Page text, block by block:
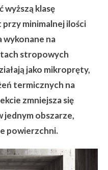
wyższą klasę
minimalnej ilości
wykonane na
stropowych
jako mikropręty,
termicznych na
zmniejsza się
jednym obszarze,
powierzchni.